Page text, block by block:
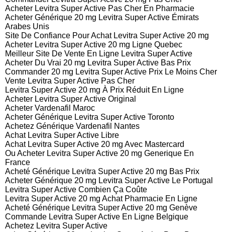
Acheter Levitra Super Active Pas Cher En Pharmacie
Acheter Générique 20 mg Levitra Super Active Émirats
Arabes Unis
Site De Confiance Pour Achat Levitra Super Active 20 mg
Acheter Levitra Super Active 20 mg Ligne Quebec
Meilleur Site De Vente En Ligne Levitra Super Active
Acheter Du Vrai 20 mg Levitra Super Active Bas Prix
Commander 20 mg Levitra Super Active Prix Le Moins Cher
Vente Levitra Super Active Pas Cher
Levitra Super Active 20 mg À Prix Réduit En Ligne
Acheter Levitra Super Active Original
Acheter Vardenafil Maroc
Acheter Générique Levitra Super Active Toronto
Achetez Générique Vardenafil Nantes
Achat Levitra Super Active Libre
Achat Levitra Super Active 20 mg Avec Mastercard
Ou Acheter Levitra Super Active 20 mg Generique En
France
Acheté Générique Levitra Super Active 20 mg Bas Prix
Acheter Générique 20 mg Levitra Super Active Le Portugal
Levitra Super Active Combien Ça Coûte
Levitra Super Active 20 mg Achat Pharmacie En Ligne
Acheté Générique Levitra Super Active 20 mg Genève
Commande Levitra Super Active En Ligne Belgique
Achetez Levitra Super Active